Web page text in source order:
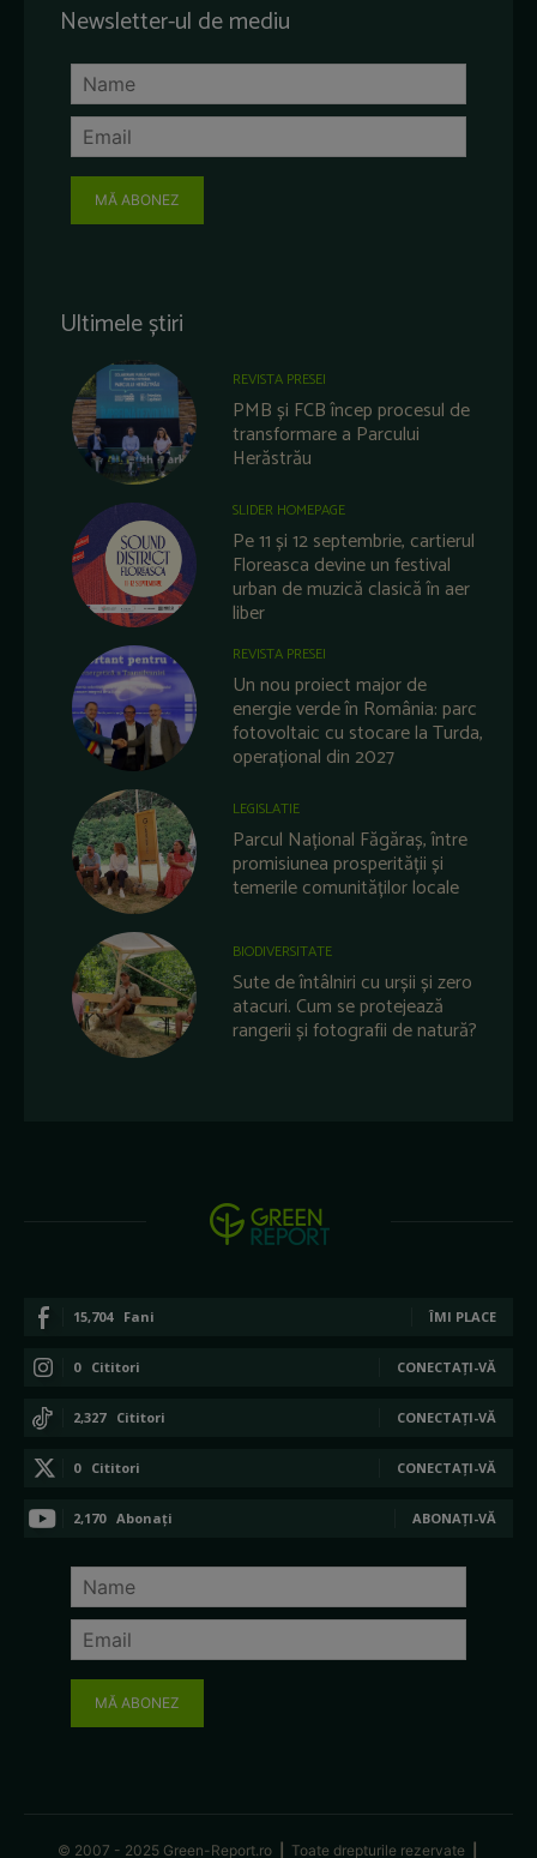
Newsletter-ul de mediu
MĂ ABONEZ
Ultimele știri
REVISTA PRESEI
PMB și FCB încep procesul de
transformare a Parcului
Herăstrău
SLIDER HOMEPAGE
Pe 11 și 12 septembrie, cartierul
Floreasca devine un festival
urban de muzică clasică în aer
liber
REVISTA PRESEI
Un nou proiect major de
energie verde în România: parc
fotovoltaic cu stocare la Turda,
operațional din 2027
LEGISLATIE
Parcul Național Făgăraș, între
promisiunea prosperității și
temerile comunităților locale
BIODIVERSITATE
Sute de întâlniri cu urșii și zero
atacuri. Cum se protejează
rangerii și fotografii de natură?
15,704 Fani ÎMI PLACE
0 Cititori CONECTAȚI-VĂ
2,327 Cititori CONECTAȚI-VĂ
0 Cititori CONECTAȚI-VĂ
2,170 Abonați ABONAȚI-VĂ
MĂ ABONEZ
© 2007 - 2025 Green-Report.ro Toate drepturile rezervate